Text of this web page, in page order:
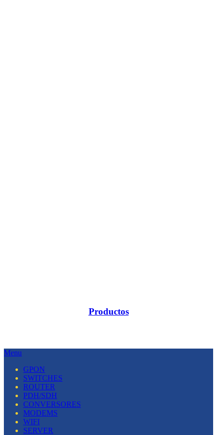
Productos
Menu
GPON
SWITCHES
ROUTER
PDH/SDH
CONVERSORES
MODEMS
WIFI
SERVER